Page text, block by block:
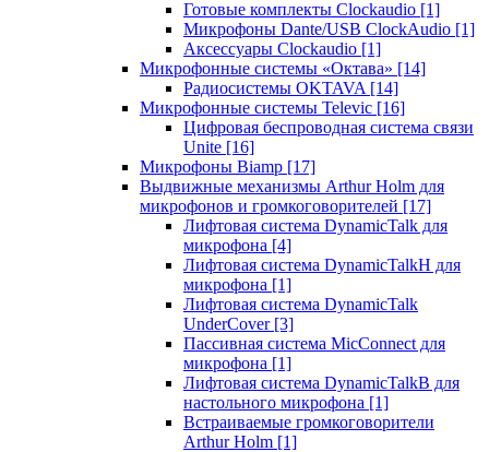
Готовые комплекты Clockaudio [1]
Микрофоны Dante/USB ClockAudio [1]
Аксессуары Clockaudio [1]
Микрофонные системы «Октава» [14]
Радиосистемы OKTAVA [14]
Микрофонные системы Televic [16]
Цифровая беспроводная система связи
Unite [16]
Микрофоны Biamp [17]
Выдвижные механизмы Arthur Holm для
микрофонов и громкоговорителей [17]
Лифтовая система DynamicTalk для
микрофона [4]
Лифтовая система DynamicTalkH для
микрофона [1]
Лифтовая система DynamicTalk
UnderCover [3]
Пассивная система MicConnect для
микрофона [1]
Лифтовая система DynamicTalkB для
настольного микрофона [1]
Встраиваемые громкоговорители
Arthur Holm [1]